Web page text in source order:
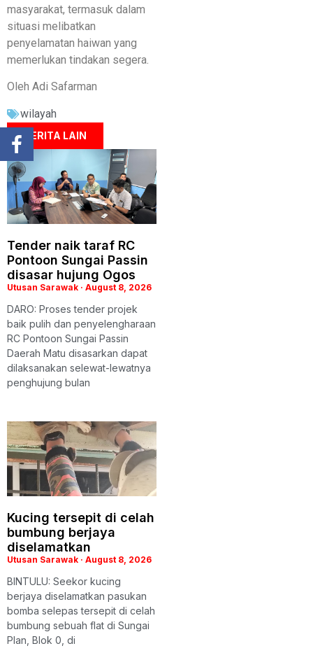
masyarakat, termasuk dalam
situasi melibatkan
penyelamatan haiwan yang
memerlukan tindakan segera.
Oleh Adi Safarman
wilayah
BERITA LAIN
Tender naik taraf RC
Pontoon Sungai Passin
disasar hujung Ogos
Utusan Sarawak August 8, 2026
DARO: Proses tender projek
baik pulih dan penyelengharaan
RC Pontoon Sungai Passin
Daerah Matu disasarkan dapat
dilaksanakan selewat-lewatnya
penghujung bulan
Kucing tersepit di celah
bumbung berjaya
diselamatkan
Utusan Sarawak August 8, 2026
BINTULU: Seekor kucing
berjaya diselamatkan pasukan
bomba selepas tersepit di celah
bumbung sebuah flat di Sungai
Plan, Blok 0, di